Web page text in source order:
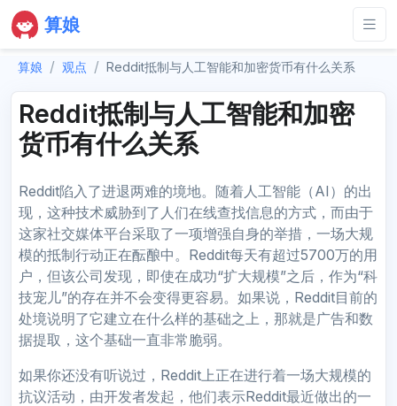
算娘
算娘 观点 Reddit抵制与人工智能和加密货币有什么关系
Reddit抵制与人工智能和加密
货币有什么关系
Reddit陷入了进退两难的境地。随着人工智能（AI）的出
现，这种技术威胁到了人们在线查找信息的方式，而由于
这家社交媒体平台采取了一项增强自身的举措，一场大规
模的抵制行动正在酝酿中。Reddit每天有超过5700万的用
户，但该公司发现，即使在成功“扩大规模”之后，作为“科
技宠儿”的存在并不会变得更容易。如果说，Reddit目前的
处境说明了它建立在什么样的基础之上，那就是广告和数
据提取，这个基础一直非常脆弱。
如果你还没有听说过，Reddit上正在进行着一场大规模的
抗议活动，由开发者发起，他们表示Reddit最近做出的一